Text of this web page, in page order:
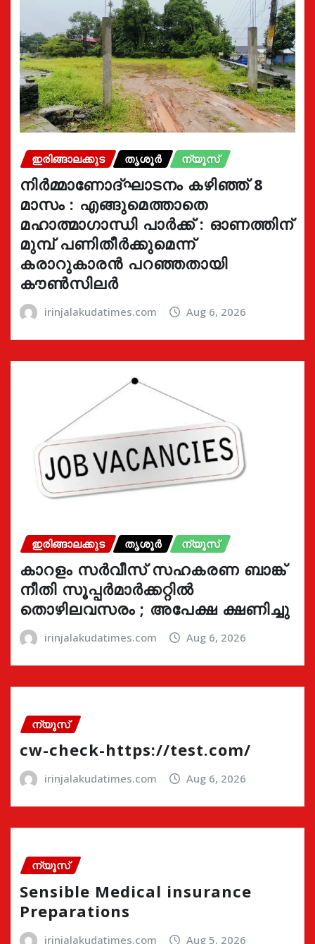
ഇരിങ്ങാലക്കുട തൃശൂർ ന്യൂസ്
നിർമ്മാണോദ്ഘാടനം കഴിഞ്ഞ് 8
മാസം : എങ്ങുമെത്താതെ
മഹാത്മാഗാന്ധി പാർക്ക് : ഓണത്തിന്
മുമ്പ് പണിതീർക്കുമെന്ന്
കരാറുകാരൻ പറഞ്ഞതായി
കൗൺസിലർ
irinjalakudatimes.com Aug 6, 2026
ഇരിങ്ങാലക്കുട തൃശൂർ ന്യൂസ്
കാറളം സർവീസ് സഹകരണ ബാങ്ക്
നീതി സൂപ്പർമാർക്കറ്റിൽ
തൊഴിലവസരം ; അപേക്ഷ ക്ഷണിച്ചു
irinjalakudatimes.com Aug 6, 2026
ന്യൂസ്
cw-check-https://test.com/
irinjalakudatimes.com Aug 6, 2026
ന്യൂസ്
Sensible Medical insurance
Preparations
irinjalakudatimes.com Aug 5, 2026